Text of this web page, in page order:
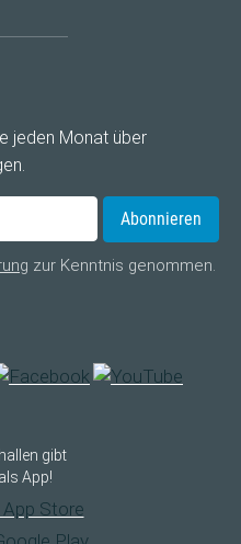
jeden Monat über
Abonnieren
zur Kenntnis genommen.
gibt
App!